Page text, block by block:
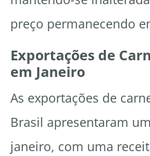
preço permanecendo
Exportações de
em Janeiro
As exportações de
Brasil apresentaram
janeiro, com uma